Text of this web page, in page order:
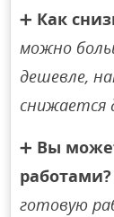
➕ Как
можно
дешевле,
снижается
➕ Вы
работами?
готовую